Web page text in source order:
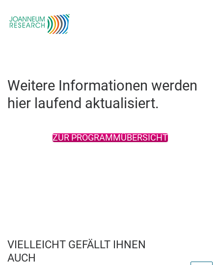
Weitere Informationen werden
hier laufend aktualisiert.
ZUR PROGRAMMÜBERSICHT
VIELLEICHT GEFÄLLT IHNEN
AUCH